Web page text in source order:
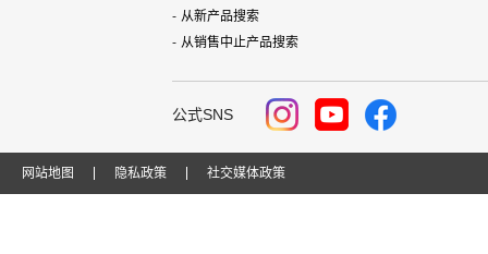
从新产品搜索
从销售中止产品搜索
公式SNS
网站地图 隐私政策 社交媒体政策